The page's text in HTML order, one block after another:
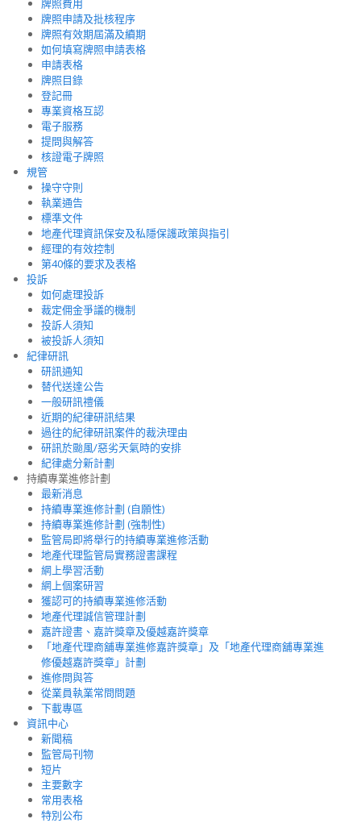
牌照費用
牌照申請及批核程序
牌照有效期屆滿及續期
如何填寫牌照申請表格
申請表格
牌照目錄
登記冊
專業資格互認
電子服務
提問與解答
核證電子牌照
規管
操守守則
執業通告
標準文件
地產代理資訊保安及私隱保護政策與指引
經理的有效控制
第40條的要求及表格
投訴
如何處理投訴
裁定佣金爭議的機制
投訴人須知
被投訴人須知
紀律研訊
研訊通知
替代送達公告
一般研訊禮儀
近期的紀律研訊結果
過往的紀律研訊案件的裁決理由
研訊於颱風/惡劣天氣時的安排
紀律處分新計劃
持續專業進修計劃
最新消息
持續專業進修計劃 (自願性)
持續專業進修計劃 (強制性)
監管局即將舉行的持續專業進修活動
地產代理監管局實務證書課程
網上學習活動
網上個案研習
獲認可的持續專業進修活動
地產代理誠信管理計劃
嘉許證書、嘉許獎章及優越嘉許獎章
「地產代理商舖專業進修嘉許獎章」及「地產代理商舖專業進
修優越嘉許獎章」計劃
進修問與答
從業員執業常問問題
下載專區
資訊中心
新聞稿
監管局刊物
短片
主要數字
常用表格
特別公布